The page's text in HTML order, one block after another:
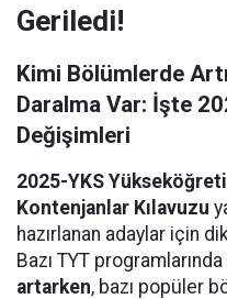
Geriledi!
Kimi Bölümlerde
Daralma Var: İşte
Değişimleri
2025-YKS
Kontenjanlar Kılavuzu
hazırlanan adaylar için
Bazı TYT
artarken, bazı popüler